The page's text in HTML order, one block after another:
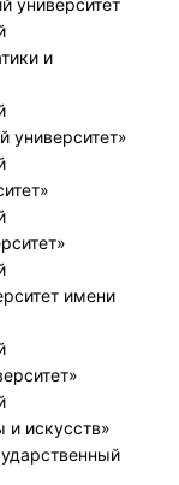
университет
и
университет»
имени
и искусств»